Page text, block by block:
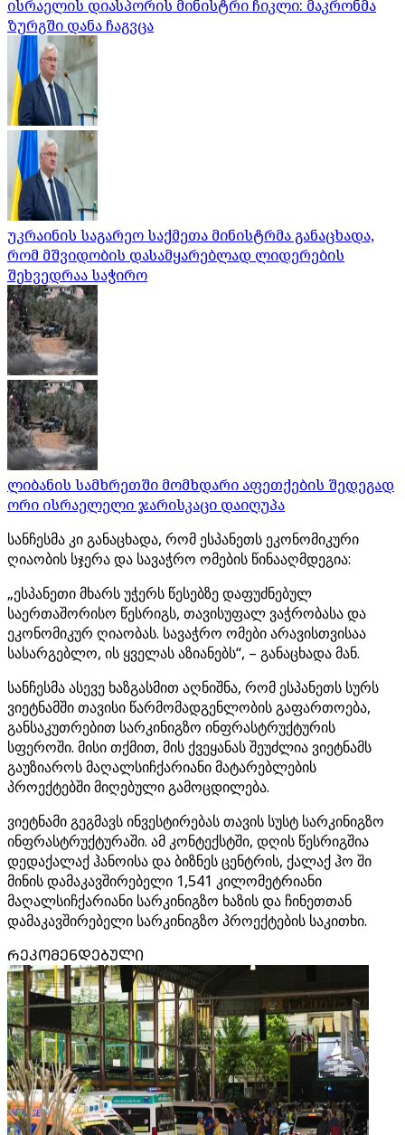
ისრაელის დიასპორის მინისტრი ჩიკლი: მაკრონმა
ზურგში დანა ჩაგვცა
უკრაინის საგარეო საქმეთა მინისტრმა განაცხადა,
რომ მშვიდობის დასამყარებლად ლიდერების
შეხვედრაა საჭირო
ლიბანის სამხრეთში მომხდარი აფეთქების შედეგად
ორი ისრაელელი ჯარისკაცი დაიღუპა
სანჩესმა კი განაცხადა, რომ ესპანეთს ეკონომიკური
ღიაობის სჯერა და სავაჭრო ომების წინააღმდეგია:
„ესპანეთი მხარს უჭერს წესებზე დაფუძნებულ
საერთაშორისო წესრიგს, თავისუფალ ვაჭრობასა და
ეკონომიკურ ღიაობას. სავაჭრო ომები არავისთვისაა
სასარგებლო, ის ყველას აზიანებს“, – განაცხადა მან.
სანჩესმა ასევე ხაზგასმით აღნიშნა, რომ ესპანეთს სურს
ვიეტნამში თავისი წარმომადგენლობის გაფართოება,
განსაკუთრებით სარკინიგზო ინფრასტრუქტურის
სფეროში. მისი თქმით, მის ქვეყანას შეუძლია ვიეტნამს
გაუზიაროს მაღალსიჩქარიანი მატარებლების
პროექტებში მიღებული გამოცდილება.
ვიეტნამი გეგმავს ინვესტირებას თავის სუსტ სარკინიგზო
ინფრასტრუქტურაში. ამ კონტექსტში, დღის წესრიგშია
დედაქალაქ ჰანოისა და ბიზნეს ცენტრის, ქალაქ ჰო ში
მინის დამაკავშირებელი 1,541 კილომეტრიანი
მაღალსიჩქარიანი სარკინიგზო ხაზის და ჩინეთთან
დამაკავშირებელი სარკინიგზო პროექტების საკითხი.
ᲠᲔᲙᲝᲛᲔᲜᲓᲔᲑᲣᲚᲘ